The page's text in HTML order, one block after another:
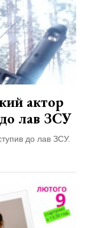
актор
лав ЗСУ
до лав ЗСУ.